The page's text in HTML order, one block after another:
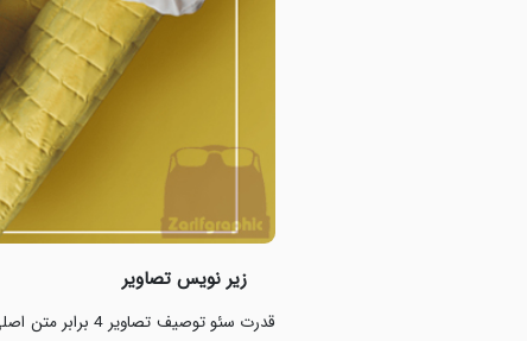
زیر نویس تصاویر
قدرت سئو